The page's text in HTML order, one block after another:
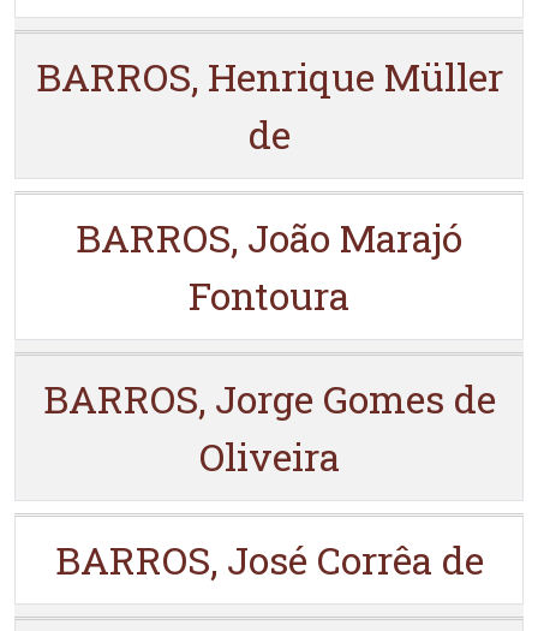
BARROS, Henrique Müller
de
BARROS, João Marajó
Fontoura
BARROS, Jorge Gomes de
Oliveira
BARROS, José Corrêa de